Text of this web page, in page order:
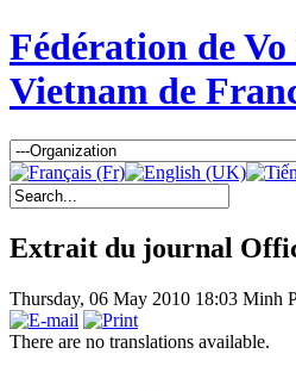
Fédération de
Vietnam de
Extrait du journal
Thursday, 06 May 2010 18:03 Minh
There are no translations available.